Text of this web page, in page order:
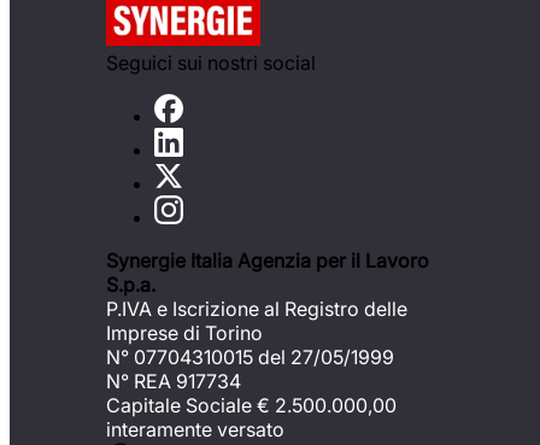
Seguici sui nostri social
Synergie Italia Agenzia per il Lavoro
S.p.a.
P.IVA e Iscrizione al Registro delle
Imprese di Torino
N° 07704310015 del 27/05/1999
N° REA 917734
Capitale Sociale € 2.500.000,00
interamente versato